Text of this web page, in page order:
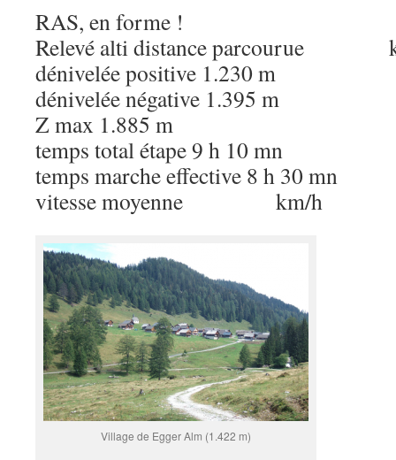
RAS, en forme !
Relevé alti distance parcourue
dénivelée positive 1.230 m
dénivelée négative 1.395 m
Z max 1.885 m
temps total étape 9 h 10 mn
temps marche effective 8 h 30 mn
vitesse moyenne km/h
Village de Egger Alm (1.422 m)